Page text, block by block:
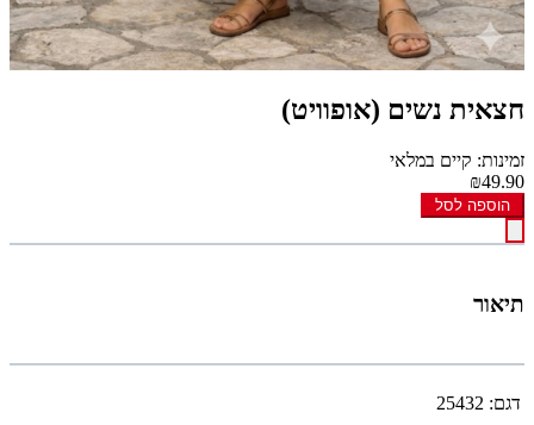
חצאית נשים (אופוויט)
זמינות: קיים במלאי
₪49.90
הוספה לסל
תיאור
דגם: 25432